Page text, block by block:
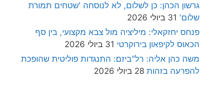
גרשון הכהן: כן לשלום, לא לנוסחה 'שטחים תמורת
שלום' 31 ביולי 2026
פנחס יחזקאלי: מיליציה מול צבא מקצועי, בין סף
הכאוס לקיפאון בירוקרטי 31 ביולי 2026
משה כהן אליה: רל"ביזם: התנגדות פוליטית שהופכת
להפרעה בזהות 28 ביולי 2026